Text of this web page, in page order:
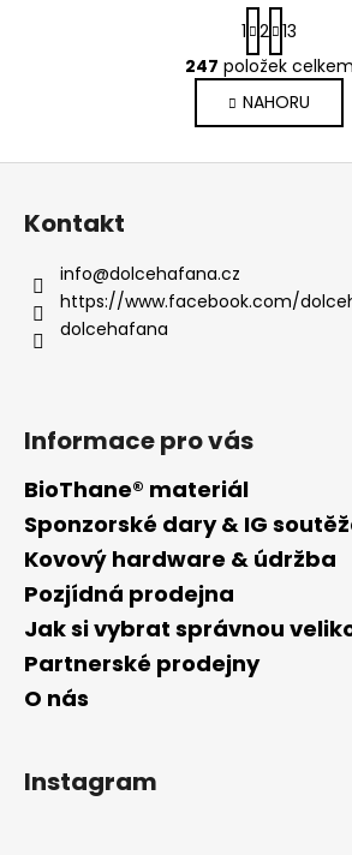
O
v
l
á
p
r
s
u
S
t
r
á
n
k
1 2 13
247 položek celkem
NAHORU
Z
Kontakt
info@dolcehafana.cz
https://www.facebook.com/
dolcehafana
Informace pro vás
BioThane® materiál
Sponzorské dary & IG
Kovový hardware & údržba
Pozjídná prodejna
Jak si vybrat správnou
Partnerské prodejny
O nás
Instagram